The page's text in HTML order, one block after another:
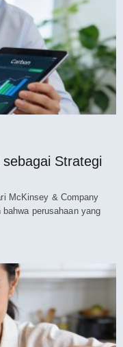
Strategi
McKinsey & Company
perusahaan yang